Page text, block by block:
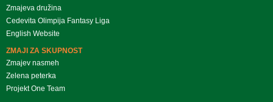
Zmajeva družina
Cedevita Olimpija Fantasy Liga
English Website
ZMAJI ZA SKUPNOST
Zmajev nasmeh
Zelena peterka
Projekt One Team